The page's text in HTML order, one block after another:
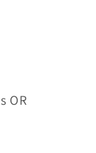
OR